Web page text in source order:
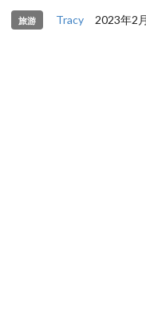
旅游 Tracy 2023年2